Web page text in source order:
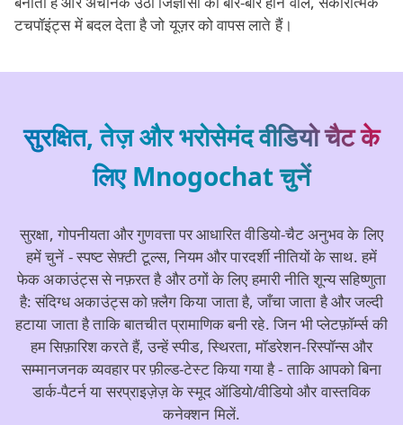
टचपॉइंट्स में बदल देता है जो यूज़र को वापस लाते हैं।
सुरक्षित, तेज़ और भरोसेमंद वीडियो चैट के
लिए Mnogochat चुनें
सुरक्षा, गोपनीयता और गुणवत्ता पर आधारित वीडियो‑चैट अनुभव के लिए
हमें चुनें - स्पष्ट सेफ़्टी टूल्स, नियम और पारदर्शी नीतियों के साथ. हमें
फेक अकाउंट्स से नफ़रत है और ठगों के लिए हमारी नीति शून्य सहिष्णुता
है: संदिग्ध अकाउंट्स को फ़्लैग किया जाता है, जाँचा जाता है और जल्दी
हटाया जाता है ताकि बातचीत प्रामाणिक बनी रहे. जिन भी प्लेटफ़ॉर्म्स की
हम सिफ़ारिश करते हैं, उन्हें स्पीड, स्थिरता, मॉडरेशन‑रिस्पॉन्स और
सम्मानजनक व्यवहार पर फ़ील्ड‑टेस्ट किया गया है - ताकि आपको बिना
डार्क‑पैटर्न या सरप्राइज़ेज़ के स्मूद ऑडियो/वीडियो और वास्तविक
कनेक्शन मिलें.